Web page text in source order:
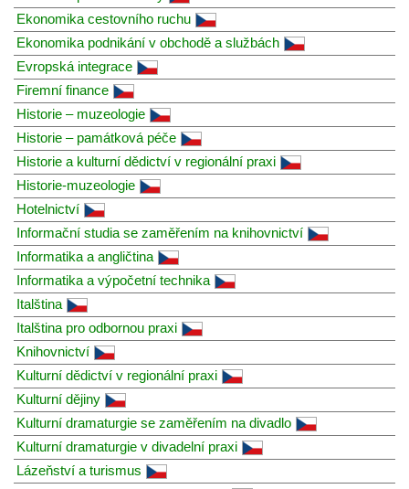
Ekonomika cestovního ruchu
Ekonomika podnikání v obchodě a službách
Evropská integrace
Firemní finance
Historie – muzeologie
Historie – památková péče
Historie a kulturní dědictví v regionální praxi
Historie-muzeologie
Hotelnictví
Informační studia se zaměřením na knihovnictví
Informatika a angličtina
Informatika a výpočetní technika
Italština
Italština pro odbornou praxi
Knihovnictví
Kulturní dědictví v regionální praxi
Kulturní dějiny
Kulturní dramaturgie se zaměřením na divadlo
Kulturní dramaturgie v divadelní praxi
Lázeňství a turismus